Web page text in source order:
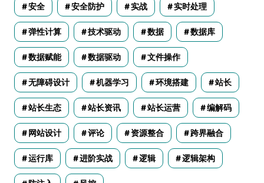
安全 安全防护 实战 实时处理
弹性计算 技术驱动 数据 数据库
数据赋能 数据驱动 文件操作
无障碍设计 机器学习 环境搭建 站长
站长生态 站长资讯 站长运营 编解码
网站设计 评论 资源整合 跨界融合
运行库 进阶实战 逻辑 逻辑架构